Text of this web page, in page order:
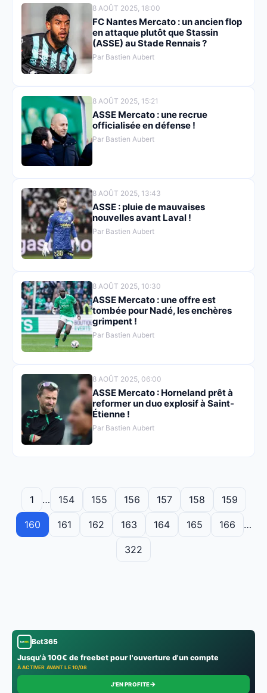
8 AOÛT 2025, 18:00
FC Nantes Mercato : un ancien flop
en attaque plutôt que Stassin
(ASSE) au Stade Rennais ?
Par Bastien Aubert
8 AOÛT 2025, 15:21
ASSE Mercato : une recrue
officialisée en défense !
Par Bastien Aubert
8 AOÛT 2025, 13:43
ASSE : pluie de mauvaises
nouvelles avant Laval !
Par Bastien Aubert
8 AOÛT 2025, 10:30
ASSE Mercato : une offre est
tombée pour Nadé, les enchères
grimpent !
Par Bastien Aubert
8 AOÛT 2025, 06:00
ASSE Mercato : Horneland prêt à
reformer un duo explosif à Saint-
Étienne !
Par Bastien Aubert
1 … 154 155 156 157 158 159
160 161 162 163 164 165 166 …
322
Bet365
Jusqu'à 100€ de freebet pour l'ouverture d'un compte
À ACTIVER AVANT LE 10/08
J'EN PROFITE→